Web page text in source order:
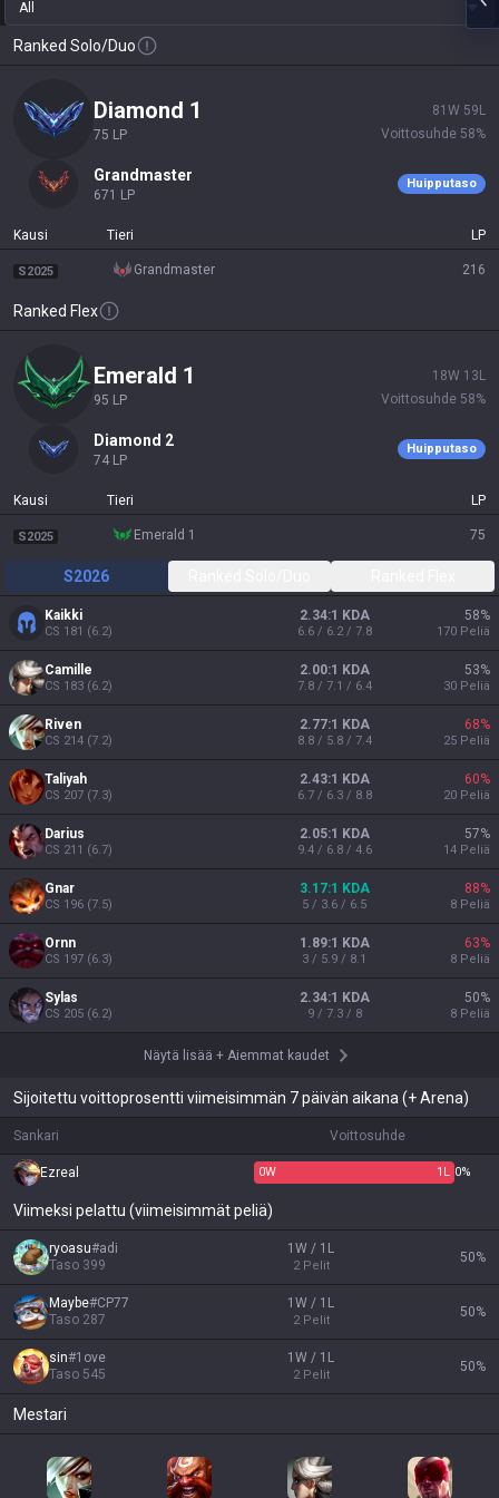
All
Ranked Solo/Duo
diamond 1
75 LP
81 W 59 L
Voittosuhde 58%
grandmaster
671 LP
Huipputaso
Kausi Tieri LP
S2025 grandmaster 216
Ranked Flex
emerald 1
95 LP
18W 13 L
Voittosuhde 58%
diamond 2
74 LP
Huipputaso
Kausi Tieri LP
S2025 emerald 1 75
S2026
Kaikki
CS 181 (6.2)
2.34:1 KDA
6.6 / 6.2 / 7.8
58%
170 Peliä
Camille
CS 183 (6.2)
2.00:1 KDA
7.8 / 7.1 / 6.4
53%
30 Peliä
Riven
CS 214 (7.2)
2.77:1 KDA
8.8 / 5.8 / 7.4
68%
25 Peliä
Taliyah
CS 207 (7.3)
2.43:1 KDA
6.7 / 6.3 / 8.8
60%
20 Peliä
Darius
CS 211 (6.7)
2.05:1 KDA
9.4 / 6.8 / 4.6
57%
14 Peliä
Gnar
CS 196 (7.5)
3.17:1 KDA
5 / 3.6 / 6.5
88%
8 Peliä
Ornn
CS 197 (6.3)
1.89:1 KDA
3 / 5.9 / 8.1
63%
8 Peliä
Sylas
CS 205 (6.2)
2.34:1 KDA
9 / 7.3 / 8
50%
8 Peliä
Näytä lisää + Aiemmat kaudet
Sijoitettu voittoprosentti viimeisimmän 7 päivän aikana (+ Arena)
Sankari Voittosuhde
Ezreal 0W 1 L 0%
Viimeksi pelattu (viimeisimmät peliä)
ryoasu#adi
Taso 399
1W / 1L
2 Pelit
50%
Maybe#CP77
Taso 287
1W / 1L
2 Pelit
50%
sin#1ove
Taso 545
1W / 1L
2 Pelit
50%
Mestari